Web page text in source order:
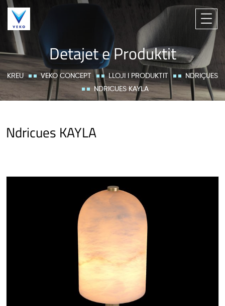
Detajet e Produktit
KREU VEKO CONCEPT LLOJI I PRODUKTIT
NDRIÇUES
NDRICUES KAYLA
Ndricues KAYLA